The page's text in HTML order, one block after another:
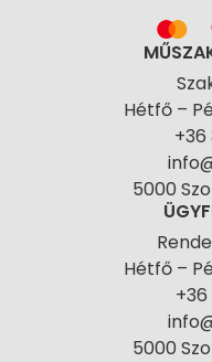
Hétfő –
5000
Hétfő –
5000